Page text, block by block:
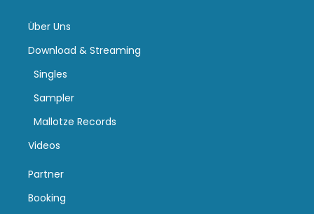
Über Uns
Download & Streaming
Singles
Sampler
Mallotze Records
Videos
Partner
Booking